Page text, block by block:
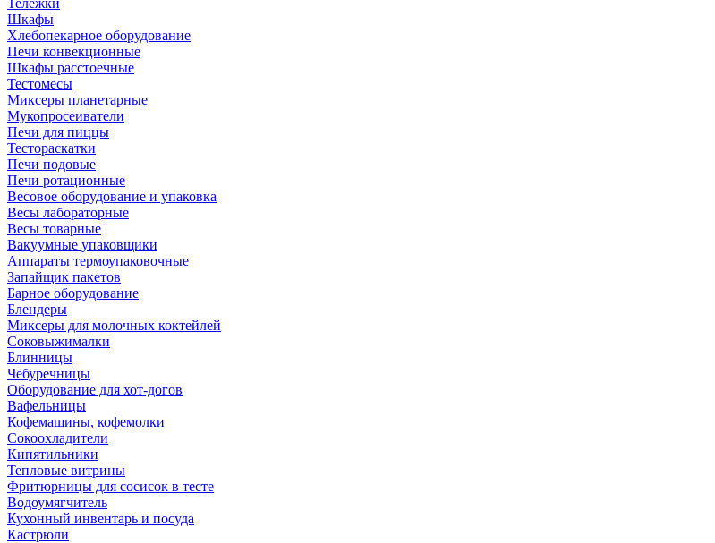
Тележки
Шкафы
Хлебопекарное оборудование
Печи конвекционные
Шкафы расстоечные
Тестомесы
Миксеры планетарные
Мукопросеиватели
Печи для пиццы
Тестораскатки
Печи подовые
Печи ротационные
Весовое оборудование и упаковка
Весы лабораторные
Весы товарные
Вакуумные упаковщики
Аппараты термоупаковочные
Запайщик пакетов
Барное оборудование
Блендеры
Миксеры для молочных коктейлей
Соковыжималки
Блинницы
Чебуречницы
Оборудование для хот-догов
Вафельницы
Кофемашины, кофемолки
Сокоохладители
Кипятильники
Тепловые витрины
Фритюрницы для сосисок в тесте
Водоумягчитель
Кухонный инвентарь и посуда
Кастрюли